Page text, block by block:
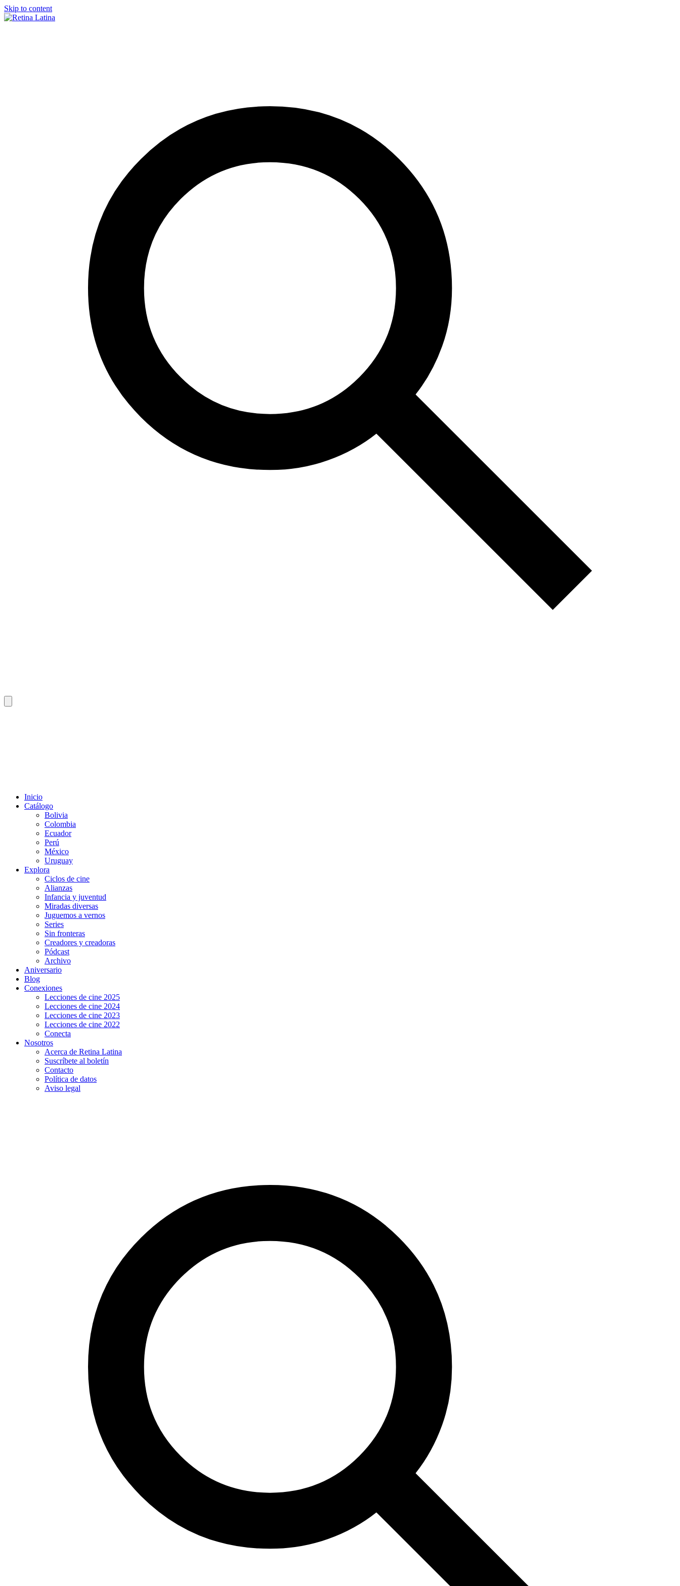
Skip to content
Inicio
Catálogo
Bolivia
Colombia
Ecuador
Perú
México
Uruguay
Explora
Ciclos de cine
Alianzas
Infancia y juventud
Miradas diversas
Juguemos a vernos
Series
Sin fronteras
Creadores y creadoras
Pódcast
Archivo
Aniversario
Blog
Conexiones
Lecciones de cine 2025
Lecciones de cine 2024
Lecciones de cine 2023
Lecciones de cine 2022
Conecta
Nosotros
Acerca de Retina Latina
Suscríbete al boletín
Contacto
Política de datos
Aviso legal